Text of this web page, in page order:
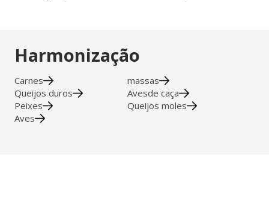
Harmonização
Carnes
massas
Queijos duros
Avesde caça
Peixes
Queijos moles
Aves